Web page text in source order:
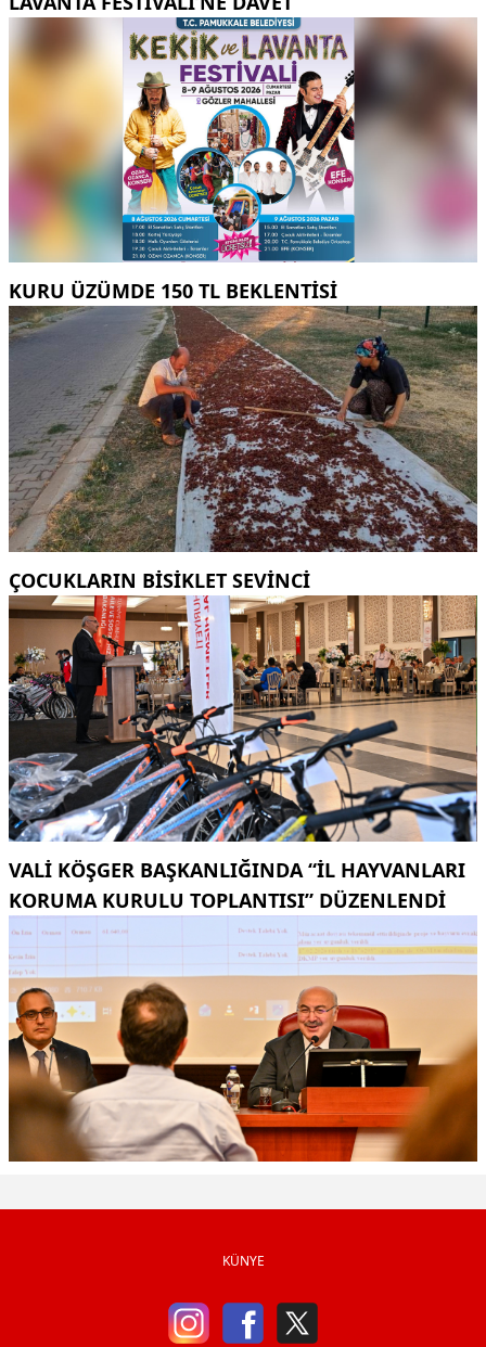
KURU ÜZÜMDE 150 TL BEKLENTISI
ÇOCUKLARIN BISIKLET SEVINCI
VALI KÖŞGER BAŞKANLIĞINDA “İL HAYVANLARI
KORUMA KURULU TOPLANTISI” DÜZENLENDI
KÜNYE